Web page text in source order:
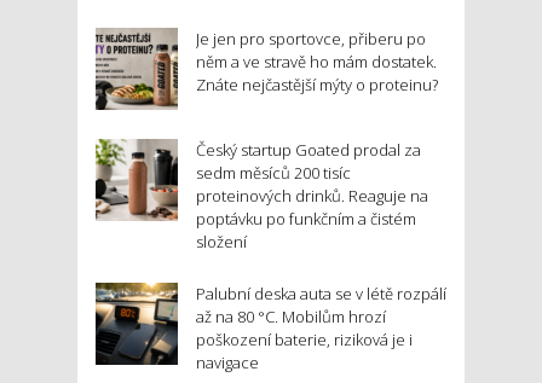
Je jen pro sportovce, přiberu po
něm a ve stravě ho mám dostatek.
Znáte nejčastější mýty o proteinu?
Český startup Goated prodal za
sedm měsíců 200 tisíc
proteinových drinků. Reaguje na
poptávku po funkčním a čistém
složení
Palubní deska auta se v létě rozpálí
až na 80 °C. Mobilům hrozí
poškození baterie, riziková je i
navigace